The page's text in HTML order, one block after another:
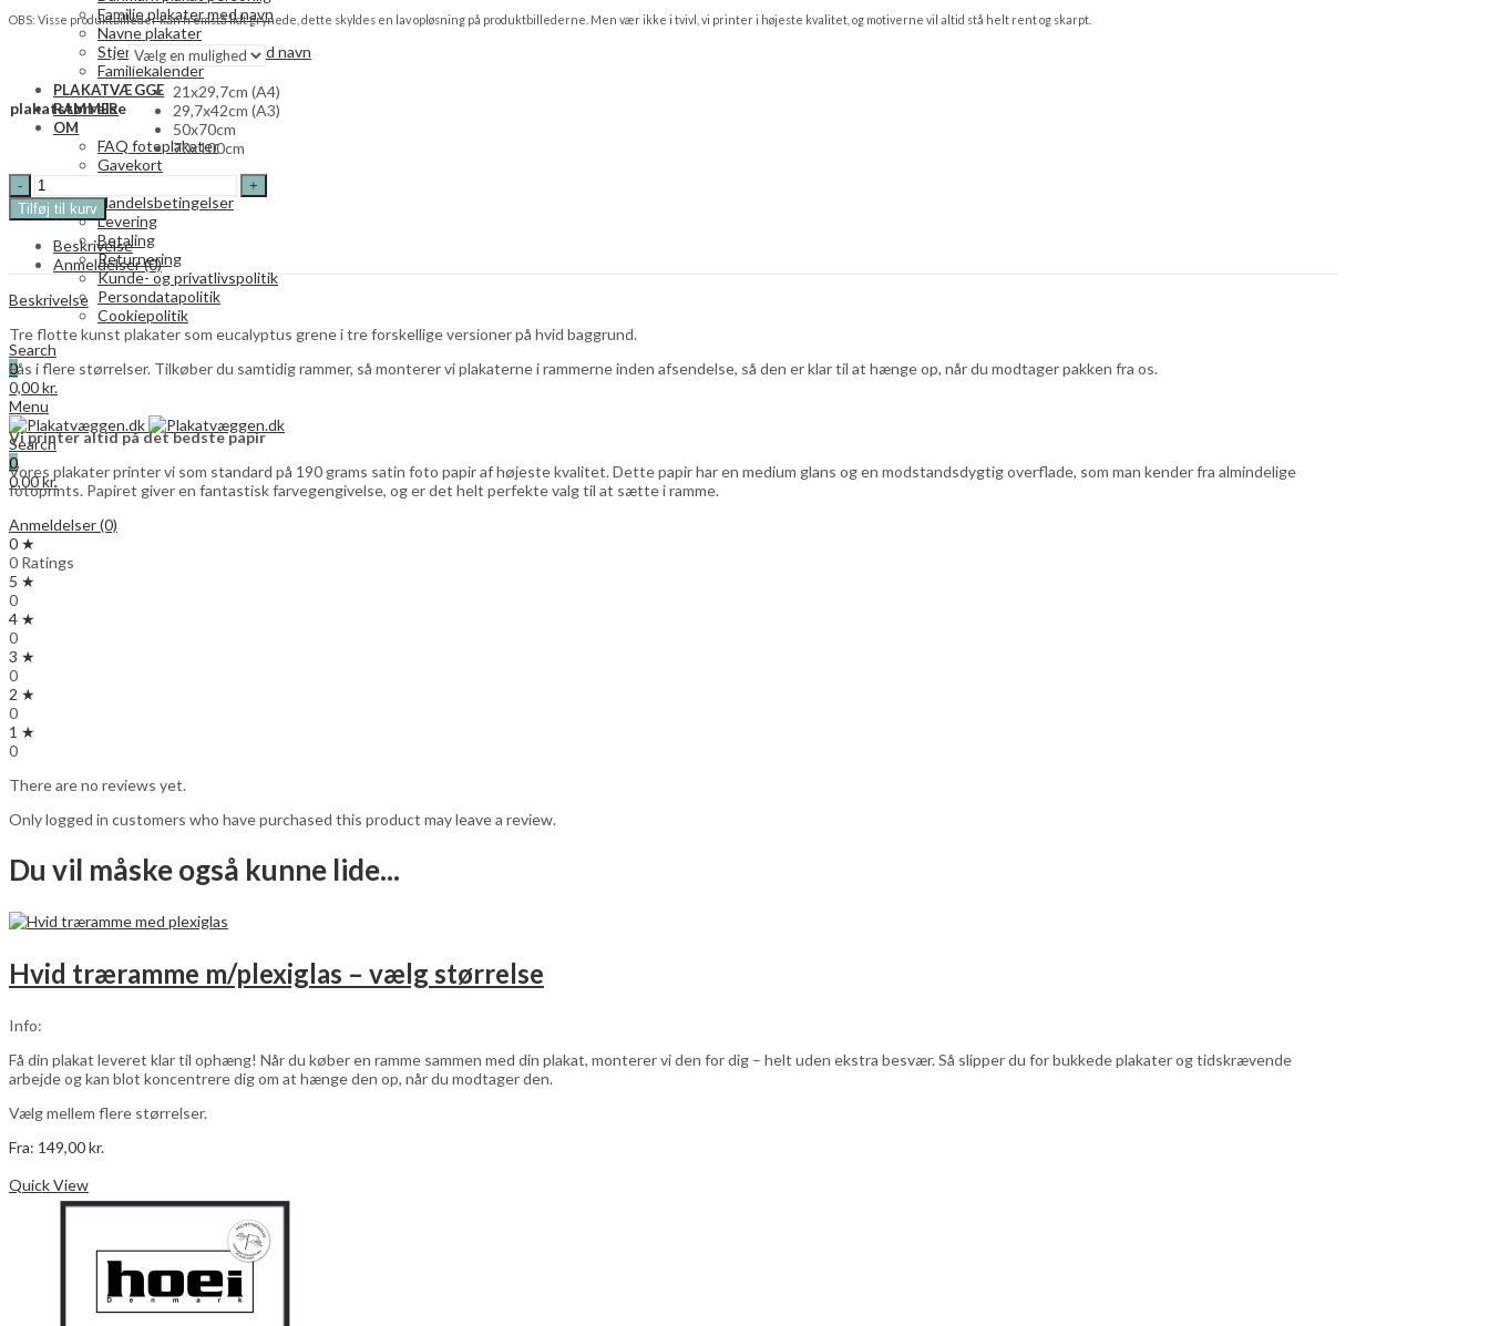
Familie plakater med navn
Navne plakater
Stjernetegn plakater med navn
Familiekalender
PLAKATVÆGGE
RAMMER
OM
FAQ fotoplakater
Gavekort
Handelsbetingelser
Levering
Betaling
Returnering
Kunde- og privatlivspolitik
Persondatapolitik
Cookiepolitik
Search
0
0,00kr.
Menu
Search
0
0,00kr.
OBS: Visse produktbilleder kan fremstå lidt grynede, dette skyldes en lav opløsning på produktbillederne. Men vær ikke i tvivl, vi printer i højeste kvalitet, og motiverne vil altid stå helt rent og skarpt.
plakatstørrelse
21x29,7cm (A4)
29,7x42cm (A3)
50x70cm
70x100cm
Eucalyptus
-
3
stk
plakater
quantity
Tilføj til kurv
Beskrivelse
Anmeldelser (0)
Beskrivelse
Tre flotte kunst plakater som eucalyptus grene i tre forskellige versioner på hvid baggrund.
Fås i flere størrelser. Tilkøber du samtidig rammer, så monterer vi plakaterne i rammerne inden afsendelse, så den er klar til at hænge op, når du modtager pakken fra os.
Vi printer altid på det bedste papir
Vores plakater printer vi som standard på 190 grams satin foto papir af højeste kvalitet. Dette papir har en medium glans og en modstandsdygtig overflade, som man kender fra almindelige
fotoprints. Papiret giver en fantastisk farvegengivelse, og er det helt perfekte valg til at sætte i ramme.
Anmeldelser (0)
0 ★
0 Ratings
5 ★
0
4 ★
0
3 ★
0
2 ★
0
1 ★
0
There are no reviews yet.
Only logged in customers who have purchased this product may leave a review.
Du vil måske også kunne lide...
Hvid træramme m/plexiglas – vælg størrelse
Info:
Få din plakat leveret klar til ophæng! Når du køber en ramme sammen med din plakat, monterer vi den for dig – helt uden ekstra besvær. Så slipper du for bukkede plakater og tidskrævende
arbejde og kan blot koncentrere dig om at hænge den op, når du modtager den.
Vælg mellem flere størrelser.
Fra: 149,00kr.
har
kan
vælges
på
Quick View